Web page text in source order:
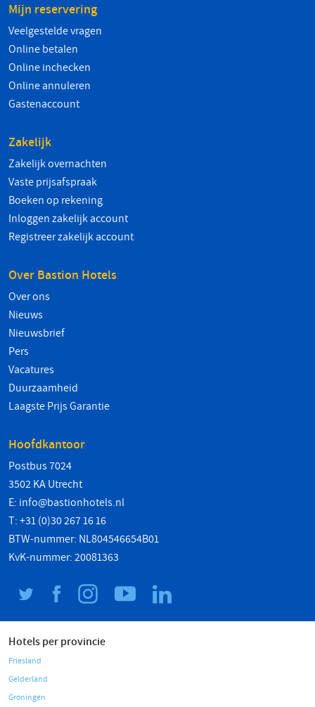
Mijn reservering
Veelgestelde vragen
Online betalen
Online inchecken
Online annuleren
Gastenaccount
Zakelijk
Zakelijk overnachten
Vaste prijsafspraak
Boeken op rekening
Inloggen zakelijk account
Registreer zakelijk account
Over Bastion Hotels
Over ons
Nieuws
Nieuwsbrief
Pers
Vacatures
Duurzaamheid
Laagste Prijs Garantie
Hoofdkantoor
Postbus 7024
3502 KA Utrecht
E: info@bastionhotels.nl
T: +31 (0)30 267 16 16
BTW-nummer: NL804546654B01
KvK-nummer: 20081363
Hotels per provincie
Friesland
Gelderland
Groningen